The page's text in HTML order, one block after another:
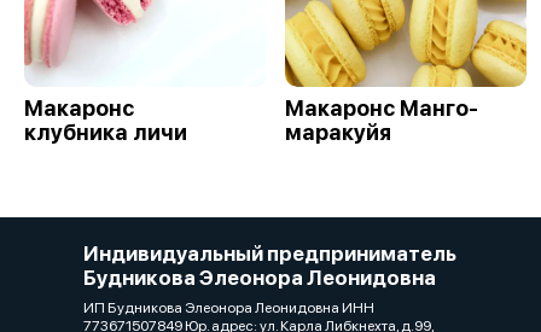
Макаронс
клубника личи
Макаронс Манго-
маракуйя
Индивидуальный предприниматель
Будникова Элеонора Леонидовна
ИП Будникова Элеонора Леонидовна ИНН
773671507849 Юр. адрес: ул. Карла Либкнехта, д.99,